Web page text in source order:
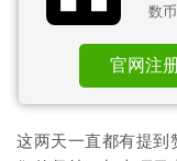
数
官网注
这两天一直都有提到